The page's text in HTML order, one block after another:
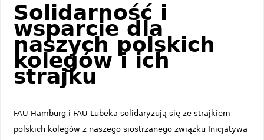
Solidarność i
wsparcie dla
naszych polskich
kolegów i ich
strajku
FAU Hamburg i FAU Lubeka solidaryzują się ze strajkiem
polskich kolegów z naszego siostrzanego związku Inicjatywa